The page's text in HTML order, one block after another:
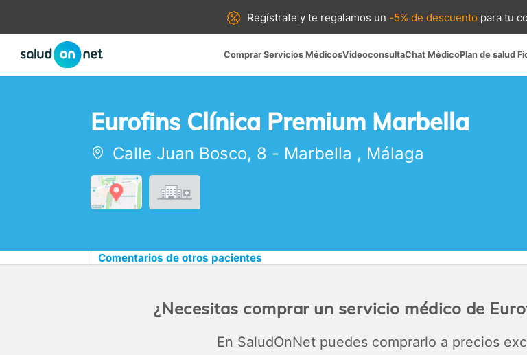
Regístrate yte regalamos un -5% de descuento para tu
Comprar Servicios MédicosVideoconsultaChat MédicoPlan de salud
Eurofins Clínica Premium Marbella
Calle Juan Bosco, 8 - Marbella , Málaga
Comentarios de otros pacientes
¿Necesitas comprar un servicio médico de
En SaludOnNet puedes comprarlo a precios